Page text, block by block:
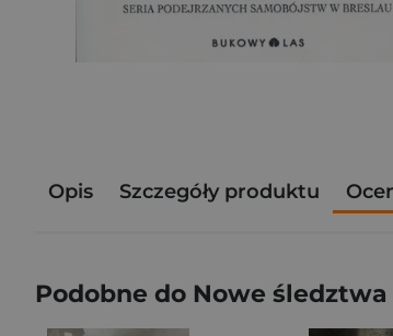
Opis Szczegóły produktu
Podobne do Nowe